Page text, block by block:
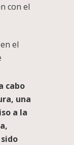
con el
el
cabo
una
a la